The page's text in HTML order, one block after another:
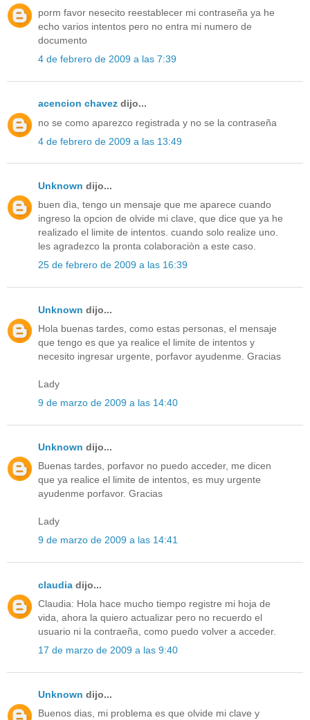
porm favor nesecito reestablecer mi contraseña ya he
echo varios intentos pero no entra mi numero de
documento
4 de febrero de 2009 a las 7:39
acencion chavez dijo...
no se como aparezco registrada y no se la contraseña
4 de febrero de 2009 a las 13:49
Unknown dijo...
buen dìa, tengo un mensaje que me aparece cuando
ingreso la opcion de olvide mi clave, que dice que ya he
realizado el limite de intentos. cuando solo realize uno.
les agradezco la pronta colaboraciòn a este caso.
25 de febrero de 2009 a las 16:39
Unknown dijo...
Hola buenas tardes, como estas personas, el mensaje
que tengo es que ya realice el limite de intentos y
necesito ingresar urgente, porfavor ayudenme. Gracias
Lady
9 de marzo de 2009 a las 14:40
Unknown dijo...
Buenas tardes, porfavor no puedo acceder, me dicen
que ya realice el limite de intentos, es muy urgente
ayudenme porfavor. Gracias
Lady
9 de marzo de 2009 a las 14:41
claudia dijo...
Claudia: Hola hace mucho tiempo registre mi hoja de
vida, ahora la quiero actualizar pero no recuerdo el
usuario ni la contraeña, como puedo volver a acceder.
17 de marzo de 2009 a las 9:40
Unknown dijo...
Buenos dias, mi problema es que olvide mi clave y